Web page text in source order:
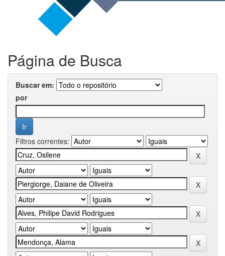
Página de Busca
Buscar em:
por
Filtros correntes: